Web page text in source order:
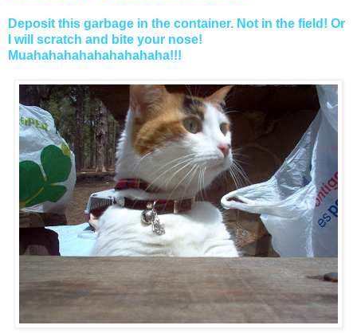
Deposit this garbage in the container. Not in the field! Or
I will scratch and bite your nose!
Muahahahahahahahahaha!!!